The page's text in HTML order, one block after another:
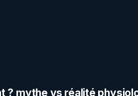
? mythe vs réalité